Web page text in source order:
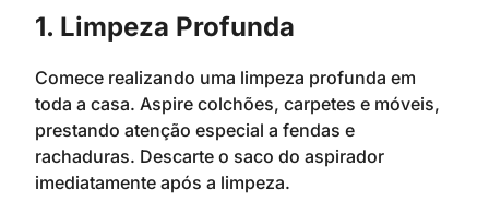
1. Limpeza Profunda
Comece realizando uma limpeza profunda em
toda a casa. Aspire colchões, carpetes e móveis,
prestando atenção especial a fendas e
rachaduras. Descarte o saco do aspirador
imediatamente após a limpeza.